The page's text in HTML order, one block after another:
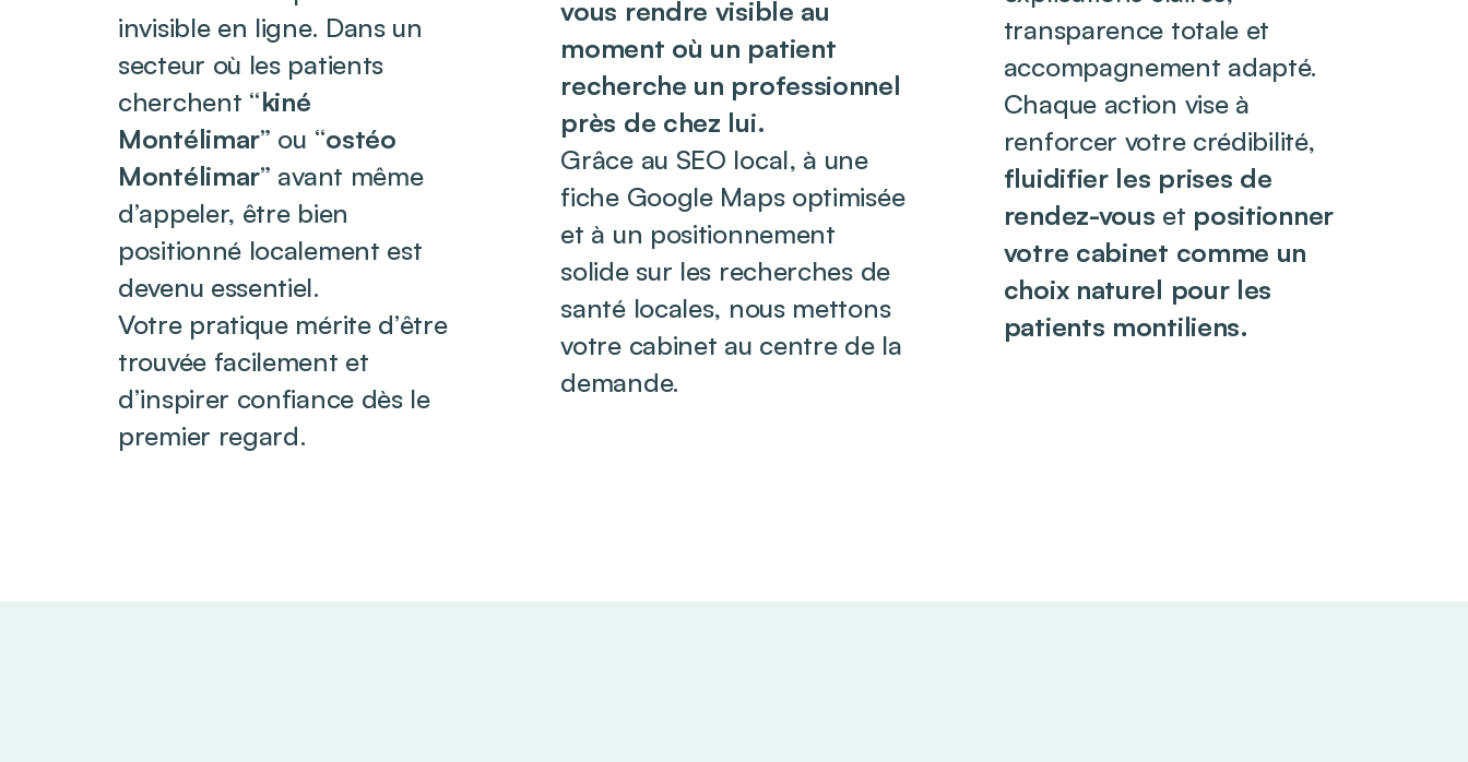
invisible en ligne. Dans un
secteur où les patients
cherchent “kiné
Montélimar” ou “ostéo
Montélimar” avant même
d’appeler, être bien
positionné localement est
devenu essentiel.
Votre pratique mérite d’être
trouvée facilement et
d’inspirer confiance dès le
premier regard.
vous rendre visible au
moment où un patient
recherche un professionnel
près de chez lui.
Grâce au SEO local, à une
fiche Google Maps optimisée
et à un positionnement
solide sur les recherches de
santé locales, nous mettons
votre cabinet au centre de la
demande.
transparence totale et
accompagnement adapté.
Chaque action vise à
renforcer votre crédibilité,
fluidifier les prises de
rendez-vous et positionner
votre cabinet comme un
choix naturel pour les
patients montiliens.